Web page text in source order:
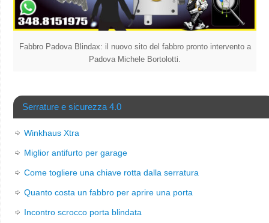
Fabbro Padova Blindax: il nuovo sito del fabbro pronto intervento a
Padova Michele Bortolotti.
Serrature e sicurezza 4.0
Winkhaus Xtra
Miglior antifurto per garage
Come togliere una chiave rotta dalla serratura
Quanto costa un fabbro per aprire una porta
Incontro scrocco porta blindata